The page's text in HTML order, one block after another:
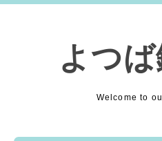
よつ
Welcome to